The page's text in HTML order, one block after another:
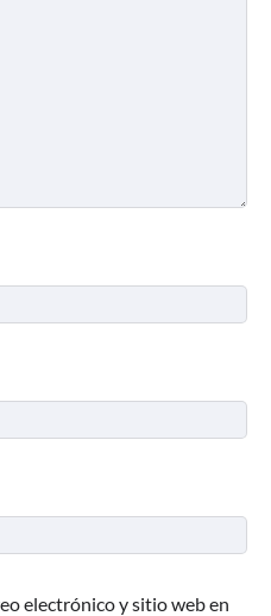
electrónico y sitio web en